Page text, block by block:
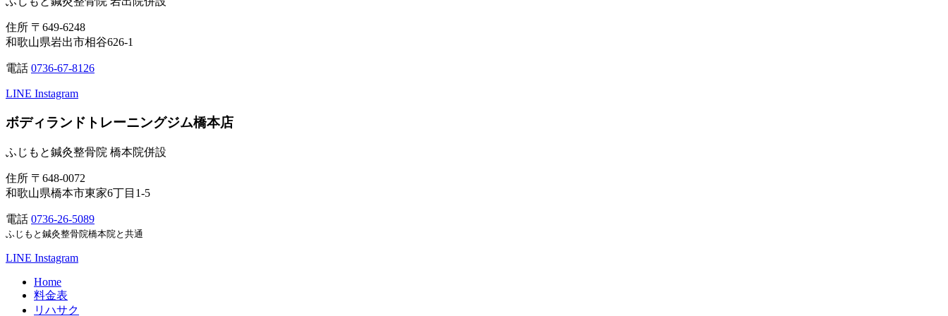
住所 〒649-6248
和歌山県岩出市相谷626-1
電話 0736-67-8126
LINE Instagram
ボディランドトレーニングジム橋本店
ふじもと鍼灸整骨院 橋本院併設
住所 〒648-0072
和歌山県橋本市東家6丁目1-5
電話 0736-26-5089
ふじもと鍼灸整骨院橋本院と共通
LINE Instagram
Home
料金表
リハサク